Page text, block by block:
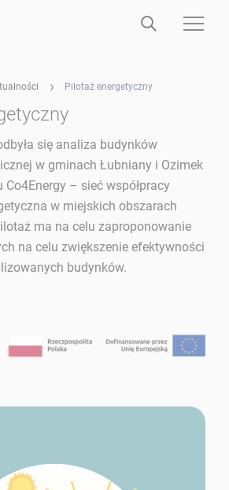
Pilotaż energetyczny
się analiza budynków
w gminach Łubniany i Ozimek
– sieć współpracy
w miejskich obszarach
ma na celu zaproponowanie
na celu zwiększenie efektywności
budynków.